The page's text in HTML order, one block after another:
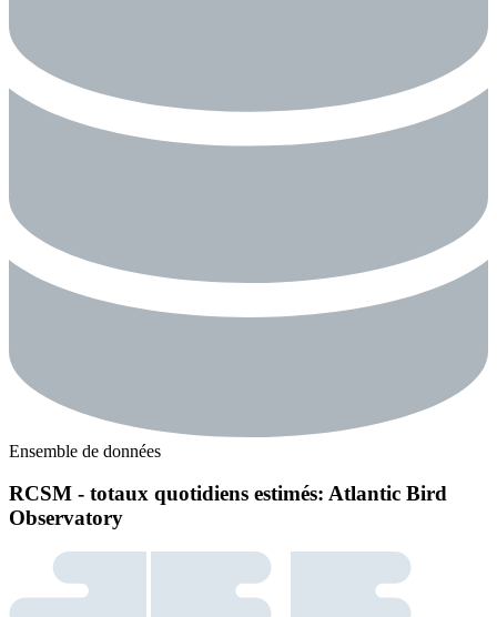
Ensemble de données
RCSM - totaux quotidiens estimés: Atlantic Bird
Observatory